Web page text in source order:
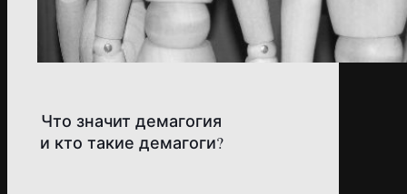
Что значит демагогия
и кто такие демагоги?